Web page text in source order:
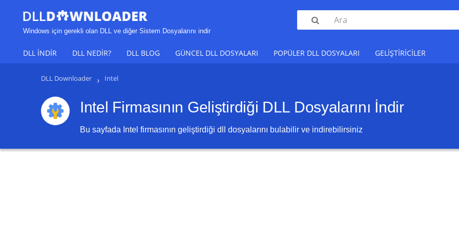
Windows için gerekli olan DLL ve diğer Sistem Dosyalarını indir

DLL INDIR DLL NEDIR? DLL BLOG GÜNCEL DLL DOSYALARI POPÜLER DLL DOSYALARI GELIŞTIRICILER
DLL Downloader › Intel
Intel Firmasının Geliştirdiği DLL Dosyalarını İndir
Bu sayfada Intel firmasının geliştirdiği dll dosyalarını bulabilir ve indirebilirsiniz